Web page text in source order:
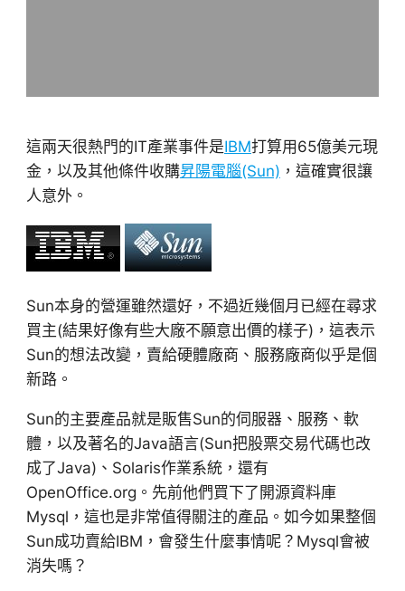
這兩天很熱門的IT產業事件是IBM打算用65億美元現
金，以及其他條件收購昇陽電腦(Sun) ，這確實很讓
人意外。
Sun本身的營運雖然還好，不過近幾個月已經在尋求
買主(結果好像有些大廠不願意出價的樣子)，這表示
Sun的想法改變，賣給硬體廠商、服務廠商似乎是個
新路。
Sun的主要產品就是販售Sun的伺服器、服務、軟
體，以及著名的Java語言(Sun把股票交易代碼也改
成了Java)、Solaris作業系統，還有
OpenOffice.org。先前他們買下了開源資料庫
Mysql，這也是非常值得關注的產品。如今如果整個
Sun成功賣給IBM，會發生什麼事情呢？Mysql會被
消失嗎？